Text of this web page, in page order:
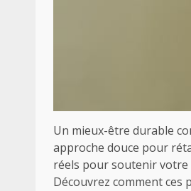
Un mieux-être durable
approche douce pour
réels pour soutenir votre
Découvrez comment